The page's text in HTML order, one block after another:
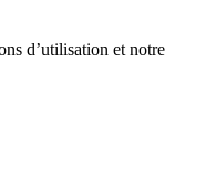
d’utilisation et notre